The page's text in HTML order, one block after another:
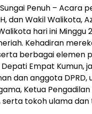
Sungai Penuh – Acara
dan Wakil Walikota,
hari ini Minggu
Kehadiran
berbagai elemen
Empat Kumun,
dan anggota
Ketua
serta tokoh ulama